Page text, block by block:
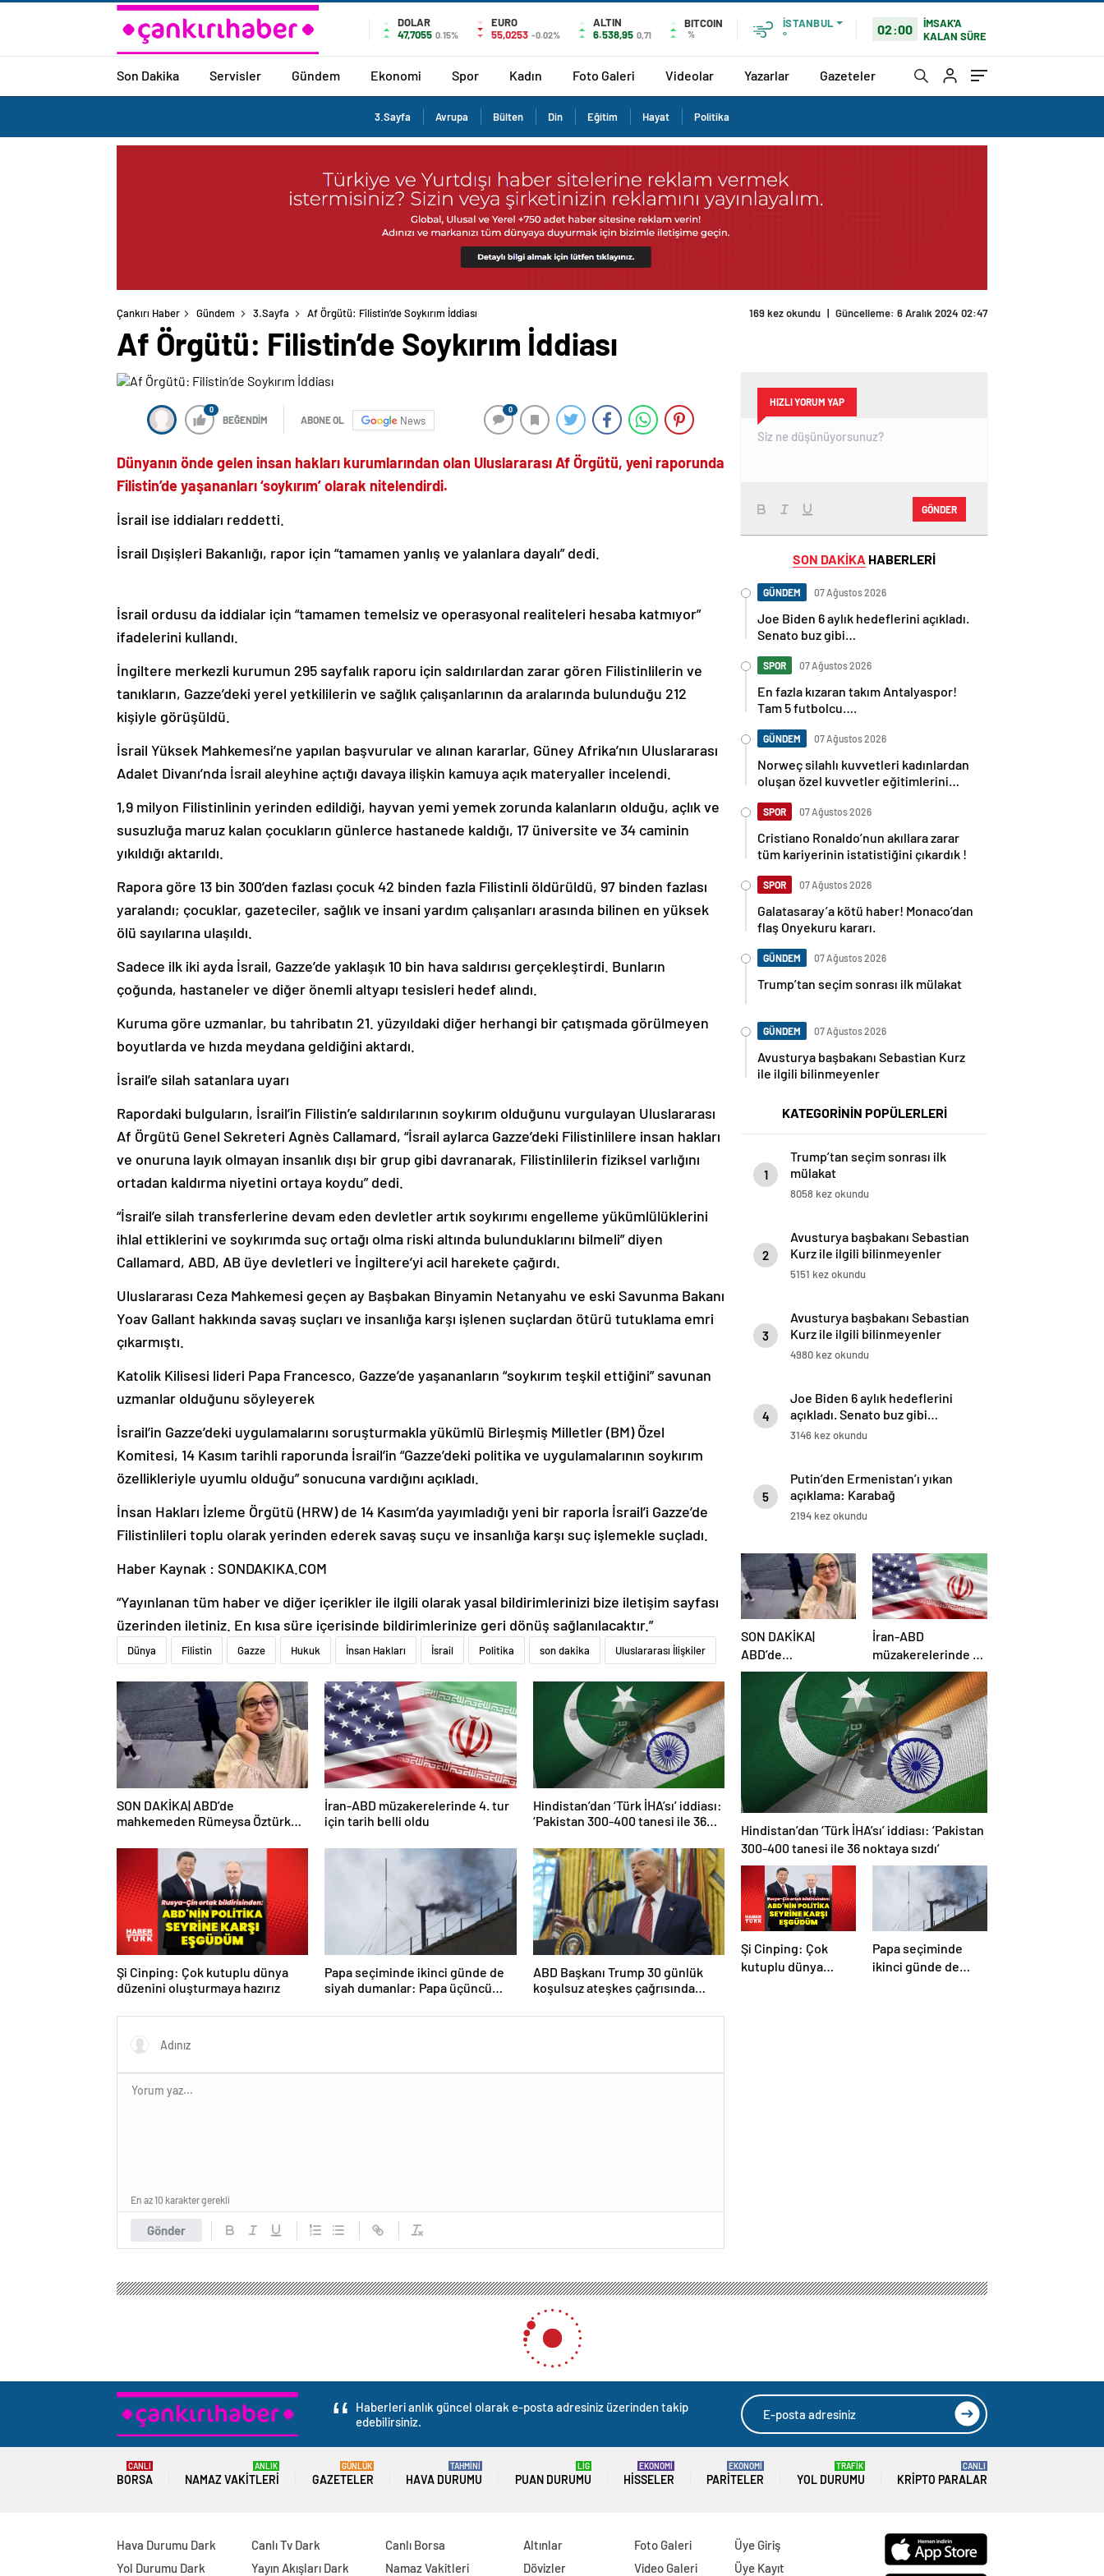
DOLAR
47,7055 0.15%
EURO
55,0253 -0.02%
ALTIN
6.538,95 0,71
BITCOIN
%
İSTANBUL
°
02:00
İMSAK'A
KALAN SÜRE
Son Dakika Servisler Gündem Ekonomi Spor Kadın Foto Galeri Videolar Yazarlar Gazeteler
3.Sayfa Avrupa Bülten Din Eğitim Hayat Politika
Çankırı Haber Gündem 3.Sayfa Af Örgütü: Filistin’de Soykırım İddiası 169 kez okundu | Güncelleme: 6 Aralık 2024 02:47
Af Örgütü: Filistin’de Soykırım İddiası
0
BEĞENDİM ABONE OL News
0
Dünyanın önde gelen insan hakları kurumlarından olan Uluslararası Af Örgütü, yeni raporunda
Filistin’de yaşananları ‘soykırım’ olarak nitelendirdi.
İsrail ise iddiaları reddetti.
İsrail Dışişleri Bakanlığı, rapor için “tamamen yanlış ve yalanlara dayalı” dedi.
İsrail ordusu da iddialar için “tamamen temelsiz ve operasyonal realiteleri hesaba katmıyor”
ifadelerini kullandı.
İngiltere merkezli kurumun 295 sayfalık raporu için saldırılardan zarar gören Filistinlilerin ve
tanıkların, Gazze’deki yerel yetkililerin ve sağlık çalışanlarının da aralarında bulunduğu 212
kişiyle görüşüldü.
İsrail Yüksek Mahkemesi’ne yapılan başvurular ve alınan kararlar, Güney Afrika’nın Uluslararası
Adalet Divanı’nda İsrail aleyhine açtığı davaya ilişkin kamuya açık materyaller incelendi.
1,9 milyon Filistinlinin yerinden edildiği, hayvan yemi yemek zorunda kalanların olduğu, açlık ve
susuzluğa maruz kalan çocukların günlerce hastanede kaldığı, 17 üniversite ve 34 caminin
yıkıldığı aktarıldı.
Rapora göre 13 bin 300’den fazlası çocuk 42 binden fazla Filistinli öldürüldü, 97 binden fazlası
yaralandı; çocuklar, gazeteciler, sağlık ve insani yardım çalışanları arasında bilinen en yüksek
ölü sayılarına ulaşıldı.
Sadece ilk iki ayda İsrail, Gazze’de yaklaşık 10 bin hava saldırısı gerçekleştirdi. Bunların
çoğunda, hastaneler ve diğer önemli altyapı tesisleri hedef alındı.
Kuruma göre uzmanlar, bu tahribatın 21. yüzyıldaki diğer herhangi bir çatışmada görülmeyen
boyutlarda ve hızda meydana geldiğini aktardı.
İsrail’e silah satanlara uyarı
Rapordaki bulguların, İsrail’in Filistin’e saldırılarının soykırım olduğunu vurgulayan Uluslararası
Af Örgütü Genel Sekreteri Agnès Callamard, “İsrail aylarca Gazze’deki Filistinlilere insan hakları
ve onuruna layık olmayan insanlık dışı bir grup gibi davranarak, Filistinlilerin fiziksel varlığını
ortadan kaldırma niyetini ortaya koydu” dedi.
“İsrail’e silah transferlerine devam eden devletler artık soykırımı engelleme yükümlülüklerini
ihlal ettiklerini ve soykırımda suç ortağı olma riski altında bulunduklarını bilmeli” diyen
Callamard, ABD, AB üye devletleri ve İngiltere’yi acil harekete çağırdı.
Uluslararası Ceza Mahkemesi geçen ay Başbakan Binyamin Netanyahu ve eski Savunma Bakanı
Yoav Gallant hakkında savaş suçları ve insanlığa karşı işlenen suçlardan ötürü tutuklama emri
çıkarmıştı.
Katolik Kilisesi lideri Papa Francesco, Gazze’de yaşananların “soykırım teşkil ettiğini” savunan
uzmanlar olduğunu söyleyerek
İsrail’in Gazze’deki uygulamalarını soruşturmakla yükümlü Birleşmiş Milletler (BM) Özel
Komitesi, 14 Kasım tarihli raporunda İsrail’in “Gazze’deki politika ve uygulamalarının soykırım
özellikleriyle uyumlu olduğu” sonucuna vardığını açıkladı.
İnsan Hakları İzleme Örgütü (HRW) de 14 Kasım’da yayımladığı yeni bir raporla İsrail’i Gazze’de
Filistinlileri toplu olarak yerinden ederek savaş suçu ve insanlığa karşı suç işlemekle suçladı.
Haber Kaynak : SONDAKIKA.COM
“Yayınlanan tüm haber ve diğer içerikler ile ilgili olarak yasal bildirimlerinizi bize iletişim sayfası
üzerinden iletiniz. En kısa süre içerisinde bildirimlerinize geri dönüş sağlanılacaktır.”
Dünya Filistin Gazze Hukuk İnsan Hakları İsrail Politika son dakika Uluslararası İlişkiler
SON DAKİKA| ABD’de
mahkemeden Rümeysa Öztürk
İran-ABD müzakerelerinde 4. tur
için tarih belli oldu
Hindistan’dan ‘Türk İHA’sı’ iddiası:
‘Pakistan 300-400 tanesi ile 36
Şi Cinping: Çok kutuplu dünya
düzenini oluşturmaya hazırız
Papa seçiminde ikinci günde de
siyah dumanlar: Papa üçüncü
ABD Başkanı Trump 30 günlük
koşulsuz ateşkes çağrısında
Gönder
En az 10 karakter gerekli
HIZLI YORUM YAP
GÖNDER
SON DAKİKA HABERLERİ
GÜNDEM 07 Ağustos 2026
Joe Biden 6 aylık hedeflerini açıkladı.
Senato buz gibi…
SPOR 07 Ağustos 2026
En fazla kızaran takım Antalyaspor!
Tam 5 futbolcu….
GÜNDEM 07 Ağustos 2026
Norweç silahlı kuvvetleri kadınlardan
oluşan özel kuvvetler eğitimlerini
SPOR 07 Ağustos 2026
Cristiano Ronaldo’nun akıllara zarar
tüm kariyerinin istatistiğini çıkardık !
SPOR 07 Ağustos 2026
Galatasaray’a kötü haber! Monaco’dan
flaş Onyekuru kararı.
GÜNDEM 07 Ağustos 2026
Trump’tan seçim sonrası ilk mülakat
GÜNDEM 07 Ağustos 2026
Avusturya başbakanı Sebastian Kurz
ile ilgili bilinmeyenler
KATEGORİNİN POPÜLERLERİ
1
Trump’tan seçim sonrası ilk
mülakat
8058 kez okundu
2
Avusturya başbakanı Sebastian
Kurz ile ilgili bilinmeyenler
5151 kez okundu
3
Avusturya başbakanı Sebastian
Kurz ile ilgili bilinmeyenler
4980 kez okundu
4
Joe Biden 6 aylık hedeflerini
açıkladı. Senato buz gibi…
3146 kez okundu
5
Putin’den Ermenistan’ı yıkan
açıklama: Karabağ
Azerbaycan’ın ayrılmaz bir
2194 kez okundu
SON DAKİKA|
ABD’de
mahkemeden
Rümeysa Öztürk
kararı: Serbest
bırakıldı!
İran-ABD
müzakerelerinde 4.
tur için tarih belli
oldu
Hindistan’dan ‘Türk İHA’sı’ iddiası: ‘Pakistan
300-400 tanesi ile 36 noktaya sızdı’
Şi Cinping: Çok
kutuplu dünya
Papa seçiminde
ikinci günde de
Haberleri anlık güncel olarak e-posta adresiniz üzerinden takip
edebilirsiniz.
BORSA
CANLI
NAMAZ VAKITLERI
ANLIK
GAZETELER
GÜNLÜK
HAVA DURUMU
TAHMİNİ
PUAN DURUMU
LİG
HISSELER
EKONOMİ
PARITELER
EKONOMİ
YOL DURUMU
TRAFİK
KRIPTO PARALAR
CANLI
Hava Durumu Dark
Yol Durumu Dark
Canlı Tv Dark
Yayın Akışları Dark
Canlı Borsa
Namaz Vakitleri
Altınlar
Dövizler
Foto Galeri
Video Galeri
Üye Giriş
Üye Kayıt